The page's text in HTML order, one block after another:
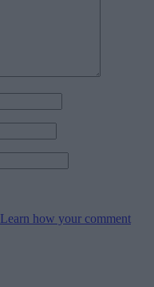
Learn how your comment